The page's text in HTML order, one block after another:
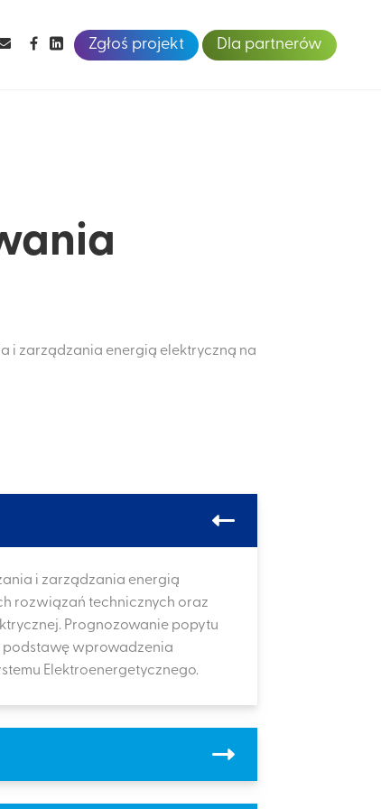
Zgłoś projekt Dla partnerów
i zarządzania energią elektryczną na
i zarządzania energią
rozwiązań technicznych oraz
Prognozowanie popytu
podstawę wprowadzenia
Elektroenergetycznego.